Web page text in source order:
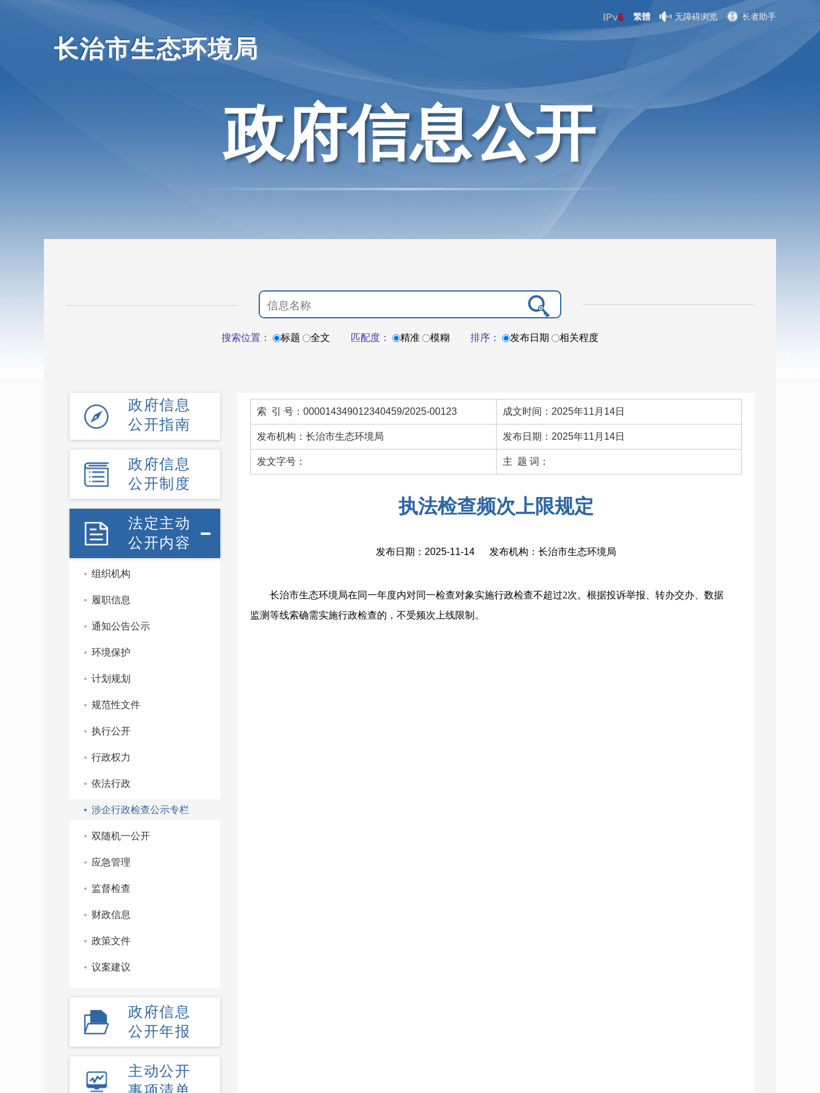
长治市生态环境局
繁體 无障碍浏览 长者助手
政府信息公开
搜索位置： 标题 全文 匹配度： 精准 模糊 排序： 发布日期 相关程度
政府信息
公开指南
政府信息
公开制度
法定主动
公开内容
组织机构
履职信息
通知公告公示
环境保护
计划规划
规范性文件
执行公开
行政权力
依法行政
涉企行政检查公示专栏
双随机一公开
应急管理
监督检查
财政信息
政策文件
议案建议
政府信息
公开年报
主动公开
索 引 号：000014349012340459/2025-00123 成文时间：2025年11月14日
发布机构：长治市生态环境局 发布日期：2025年11月14日
发文字号： 主 题 词：
执法检查频次上限规定
发布日期：2025-11-14 发布机构：长治市生态环境局
长治市生态环境局在同一年度内对同一检查对象实施行政检查不超过2次。根据投诉举报、转办交办、数据
监测等线索确需实施行政检查的，不受频次上线限制。